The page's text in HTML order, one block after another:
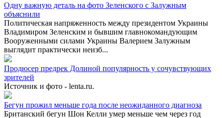
Одну важную деталь на фото Зеленского с Залужным
объяснили
Политическая напряженность между президентом Украины
Владимиром Зеленским и бывшим главнокомандующим
Вооруженными силами Украины Валерием Залужным
выглядит практически неизб...
Продюсер предрек Долиной популярность у сочувствующих
зрителей
Источник и фото - lenta.ru.
Бегун прожил меньше года после неожиданного диагноза
Британский бегун Шон Келли умер меньше чем через год